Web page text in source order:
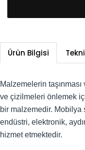
Ürün Bilgisi
Malzemelerin taşınması
ve çizilmeleri önlemek
bir malzemedir. Mobilya
endüstri, elektronik,
hizmet etmektedir.